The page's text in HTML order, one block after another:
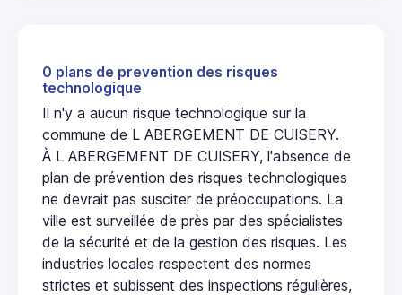
0 plans de prevention des risques
technologique
Il n'y a aucun risque technologique sur la
commune de L ABERGEMENT DE CUISERY.
À L ABERGEMENT DE CUISERY, l'absence de
plan de prévention des risques technologiques
ne devrait pas susciter de préoccupations. La
ville est surveillée de près par des spécialistes
de la sécurité et de la gestion des risques. Les
industries locales respectent des normes
strictes et subissent des inspections régulières,